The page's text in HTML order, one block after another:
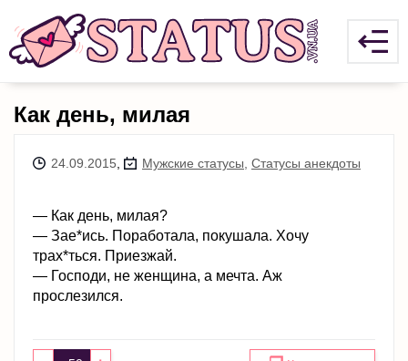
Как день, милая
24.09.2015 Мужские статусы Статусы анекдоты
— Как день, милая?
— Зае*ись. Поработала, покушала. Хочу
трах*ться. Приезжай.
— Господи, не женщина, а мечта. Аж
прослезился.